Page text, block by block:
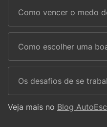
Como vencer o medo
Como escolher uma
Os desafios de se
Veja mais no Blog